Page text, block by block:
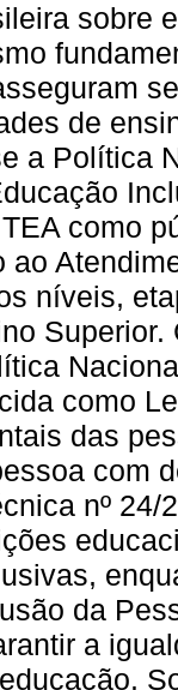
sobre
de
a Política
como
ao
níveis,
Superior.
como
das
com
nº
da
a